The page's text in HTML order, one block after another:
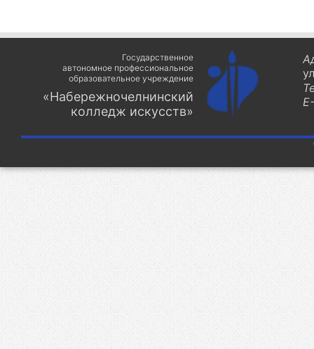
Государственное
автономное профессиональное
образовательное учреждение
«Набережночелнинский
колледж искусств»